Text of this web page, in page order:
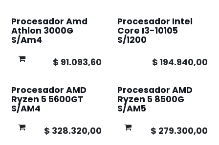
Procesador Amd
Athlon 3000G
S/Am4
$ 91.093,60
Procesador Intel
Core I3-10105
S/1200
$ 194.940,00
Procesador AMD
Ryzen 5 5600GT
S/AM4
$ 328.320,00
Procesador AMD
Ryzen 5 8500G
S/AM5
$ 279.300,00